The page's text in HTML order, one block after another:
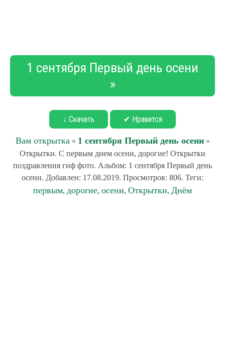
1 сентября Первый день осени
»
↓ Скачать ✔ Нравится
Вам открытка » 1 сентября Первый день осени»
Открытки. С первым днем осени, дорогие! Открытки
поздравления гиф фото. Альбом: 1 сентября Первый день
осени. Добавлен: 17.08.2019. Просмотров: 806. Теги:
первым, дорогие, осени, Открытки, Днём